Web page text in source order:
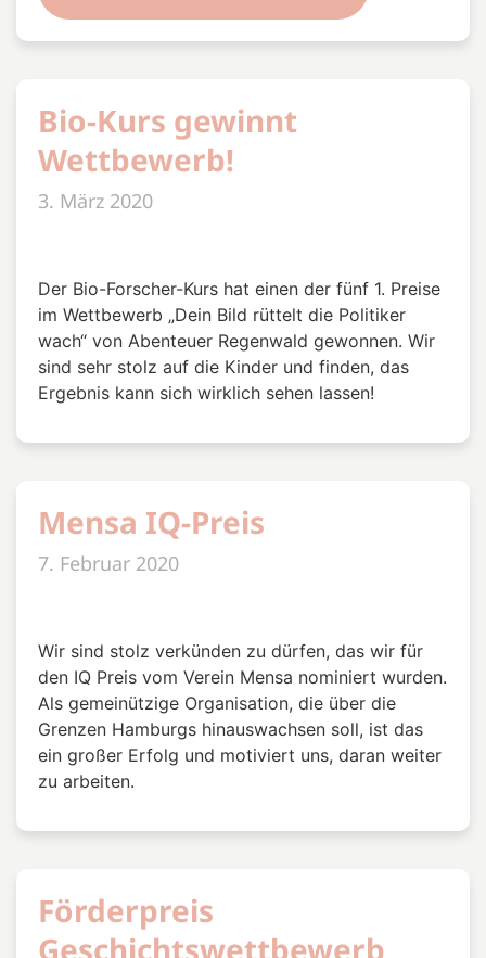
Bio-Kurs gewinnt
Wettbewerb!
3. März 2020
Der Bio-Forscher-Kurs hat einen der fünf 1. Preise
im Wettbewerb „Dein Bild rüttelt die Politiker
wach“ von Abenteuer Regenwald gewonnen. Wir
sind sehr stolz auf die Kinder und finden, das
Ergebnis kann sich wirklich sehen lassen!
Mensa IQ-Preis
7. Februar 2020
Wir sind stolz verkünden zu dürfen, das wir für
den IQ Preis vom Verein Mensa nominiert wurden.
Als gemeinützige Organisation, die über die
Grenzen Hamburgs hinauswachsen soll, ist das
ein großer Erfolg und motiviert uns, daran weiter
zu arbeiten.
Förderpreis